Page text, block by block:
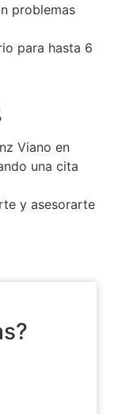
problemas
para hasta 6
Viano en
una cita
y asesorarte